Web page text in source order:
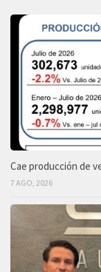
Cae producción de
7 AGO, 2026